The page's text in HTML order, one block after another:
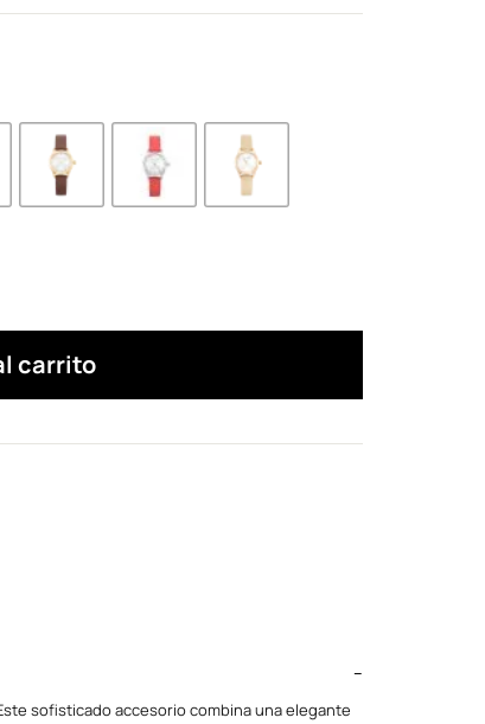
carrito
sofisticado accesorio combina una elegante